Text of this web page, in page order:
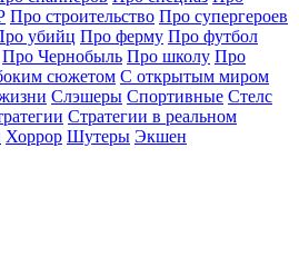
Про строительство Про супергероев
убийц Про ферму Про футбол
Про Чернобыль Про школу Про
сюжетом С открытым миром
Слэшеры Спортивные Стелс
Стратегии в реальном
Хоррор Шутеры Экшен